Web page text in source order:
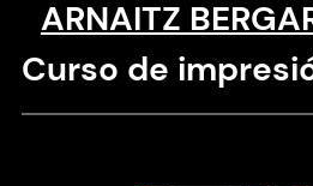
Saltar
contenido
ARNAITZ
Curso de